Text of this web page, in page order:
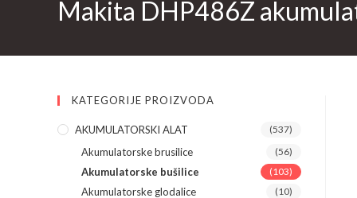
Makita DHP486Z
KATEGORIJE PROIZVODA
AKUMULATORSKI ALAT (537)
Akumulatorske brusilice (56)
Akumulatorske bušilice (103)
Akumulatorske glodalice (10)